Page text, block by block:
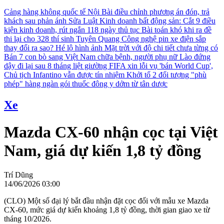
Cảng hàng không quốc tế Nội Bài điều chỉnh phương án đón, trả
khách sau phản ánh Sửa Luật Kinh doanh bất động sản: Cắt 9 điều
kiện kinh doanh, rút ngắn 118 ngày thủ tục Bài toán khó khi ra đề
thi lại cho 328 thí sinh Tuyên Quang Công nghệ pin xe điện sắp
thay đổi ra sao? Hé lộ hình ảnh Mặt trời với độ chi tiết chưa từng có
Bán 7 con bò sang Việt Nam chữa bệnh, người phụ nữ Lào đứng
dậy đi lại sau 8 tháng liệt giường FIFA xin lỗi vụ 'bán World Cup',
Chủ tịch Infantino vẫn được tín nhiệm Khởi tố 2 đối tượng "phù
phép" hàng ngàn gói thuốc đông y dởm từ tân dược
Xe
Mazda CX-60 nhận cọc tại Việt
Nam, giá dự kiến 1,8 tỷ đồng
Trí Dũng
14/06/2026 03:00
(CLO) Một số đại lý bắt đầu nhận đặt cọc đối với mẫu xe Mazda
CX-60, mức giá dự kiến khoảng 1,8 tỷ đồng, thời gian giao xe từ
tháng 10/2026.